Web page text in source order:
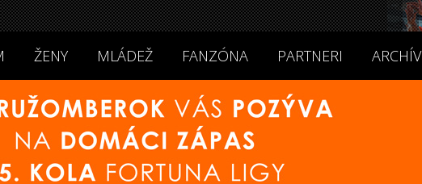
ŽENY MLÁDEŽ FANZÓNA PARTNERI ARCHÍV